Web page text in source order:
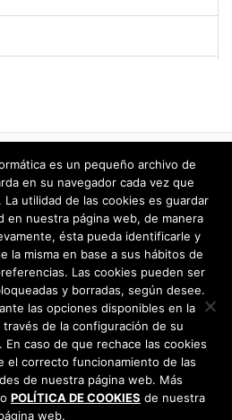
6 7 8 9 10
es un pequeño archivo de
en su navegador cada vez que
utilidad de las cookies es guardar
en nuestra página web, de manera
ésta pueda identificarle y
la misma en base a sus hábitos de
Las cookies pueden ser
y borradas, según desee.
las opciones disponibles en la
de la configuración de su
En caso de que rechace las cookies
el correcto funcionamiento de las
de nuestra página web. Más
POLÍTICA DE COOKIES de nuestra
web.